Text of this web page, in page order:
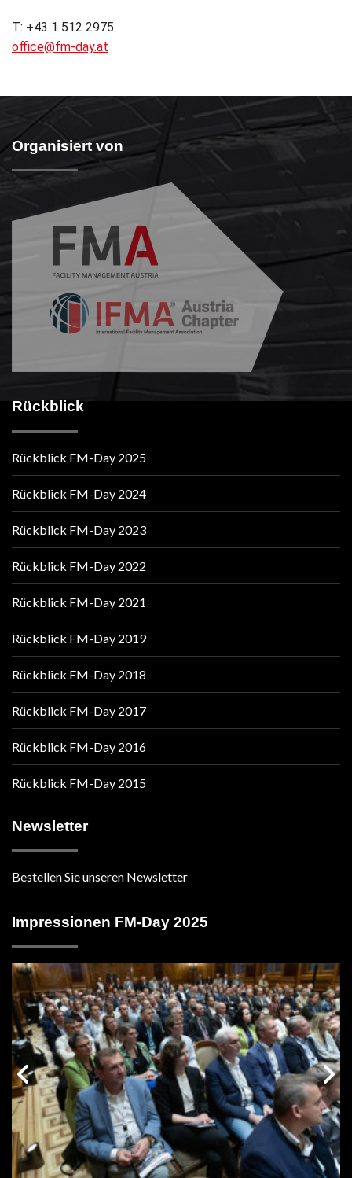
T: +43 1 512 2975
office@fm-day.at
Organisiert von
Rückblick
Rückblick FM-Day 2025
Rückblick FM-Day 2024
Rückblick FM-Day 2023
Rückblick FM-Day 2022
Rückblick FM-Day 2021
Rückblick FM-Day 2019
Rückblick FM-Day 2018
Rückblick FM-Day 2017
Rückblick FM-Day 2016
Rückblick FM-Day 2015
Newsletter
Bestellen Sie unseren Newsletter
Impressionen FM-Day 2025
vorige
Galerie